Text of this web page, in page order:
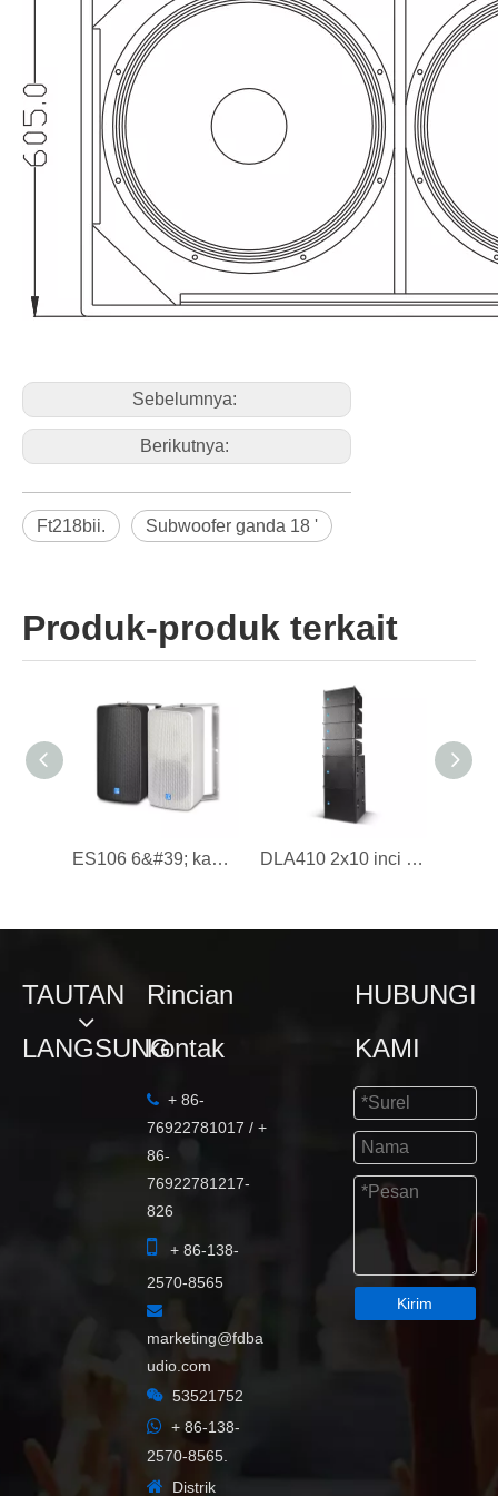
Sebelumnya:
Berikutnya:
Ft218bii. Subwoofer ganda 18 '
Produk-produk terkait
ES106 6&#39; kabinet speaker tahan air, kabinet plastik, IP46 DLA410 2x10 inci full range 500W line array speaker
TAUTAN
LANGSUNG
Rincian
kontak
 + 86-
76922781017 / +
86-
76922781217-
826

+ 86-138-
2570-8565

marketing@fdba
udio.com
 53521752
 + 86-138-
2570-8565.
 Distrik
HUBUNGI
KAMI
Kirim